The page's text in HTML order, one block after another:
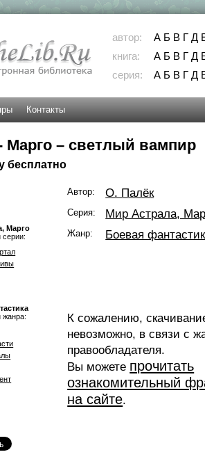
автор: А Б В Г Д
книга:
А Б В Г Д
серия:
А Б В Г Д
Контакты
Марго – светлый вампир
бесплатно
Марго
серии:
жанра:
Автор: О. Палёк
Серия: Мир Астрала,
Жанр: Боевая
К сожалению,
невозможно, в связи с
правообладателя.
Вы можете прочитать
ознакомительный
на сайте.